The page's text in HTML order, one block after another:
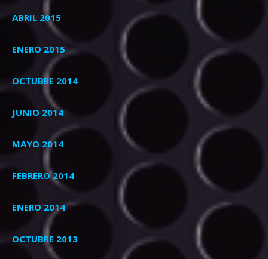
ABRIL 2015
ENERO 2015
OCTUBRE 2014
JUNIO 2014
MAYO 2014
FEBRERO 2014
ENERO 2014
OCTUBRE 2013